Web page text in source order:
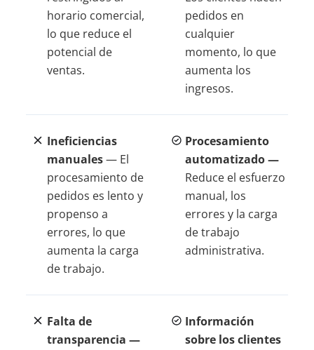
horario comercial,
lo que reduce el
potencial de
ventas.
pedidos en
cualquier
momento, lo que
aumenta los
ingresos.
Ineficiencias
manuales— El
procesamiento de
pedidos es lento y
propenso a
errores, lo que
aumenta la carga
de trabajo.
Procesamiento
automatizado —
Reduce el esfuerzo
manual, los
errores y la carga
de trabajo
administrativa.
Falta de
transparencia —
Información
sobre los clientes